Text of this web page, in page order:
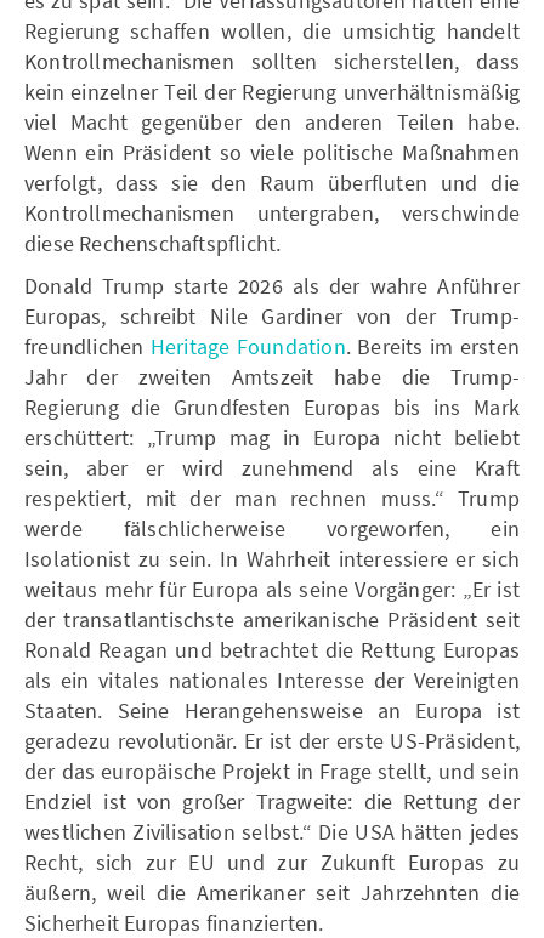
Regierung schaffen wollen, die umsichtig handelt
Kontrollmechanismen sollten sicherstellen, dass
kein einzelner Teil der Regierung unverhältnismäßig
viel Macht gegenüber den anderen Teilen habe.
Wenn ein Präsident so viele politische Maßnahmen
verfolgt, dass sie den Raum überfluten und die
Kontrollmechanismen untergraben, verschwinde
diese Rechenschaftspflicht.
Donald Trump starte 2026 als der wahre Anführer
Europas, schreibt Nile Gardiner von der Trump-
freundlichen Heritage Foundation. Bereits im ersten
Jahr der zweiten Amtszeit habe die Trump-
Regierung die Grundfesten Europas bis ins Mark
erschüttert: „Trump mag in Europa nicht beliebt
sein, aber er wird zunehmend als eine Kraft
respektiert, mit der man rechnen muss.“ Trump
werde fälschlicherweise vorgeworfen, ein
Isolationist zu sein. In Wahrheit interessiere er sich
weitaus mehr für Europa als seine Vorgänger: „Er ist
der transatlantischste amerikanische Präsident seit
Ronald Reagan und betrachtet die Rettung Europas
als ein vitales nationales Interesse der Vereinigten
Staaten. Seine Herangehensweise an Europa ist
geradezu revolutionär. Er ist der erste US-Präsident,
der das europäische Projekt in Frage stellt, und sein
Endziel ist von großer Tragweite: die Rettung der
westlichen Zivilisation selbst.“ Die USA hätten jedes
Recht, sich zur EU und zur Zukunft Europas zu
äußern, weil die Amerikaner seit Jahrzehnten die
Sicherheit Europas finanzierten.